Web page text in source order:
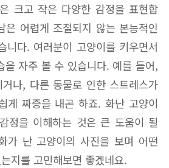
크고 작은 다양한 감정을 표현합
은 어렵게 조절되지 않는 본능적인
니다. 여러분이 고양이를 키우면서
을 자주 볼 수 있습니다. 예를 들어,
나, 다른 동물로 인한 스트레스가
게 짜증을 내곤 하죠. 화난 고양이
정을 이해하는 것은 큰 도움이 될
가 난 고양이의 사진을 보며 어떤
지를 고민해보면 좋겠네요.